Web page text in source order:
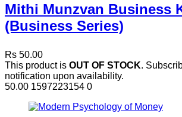
Mithi Munzvan Business
(Business Series)
Rs 50.00
This product is OUT OF STOCK.
notification upon availability.
50.00 1597223154 0